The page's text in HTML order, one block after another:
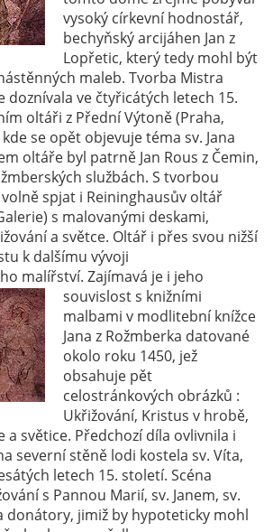
vysoký církevní hodnostář,
bechyňský arcijáhen Jan z
Lopřetic, který tedy mohl být
maleb. Tvorba Mistra
doznívala ve čtyřicátých letech 15.
oltáři z Přední Výtoně (Praha,
se opět objevuje téma sv. Jana
oltáře byl patrně Jan Rous z Čemin,
službách. S tvorbou
spjat i Reininghausův oltář
s malovanými deskami,
a světce. Oltář i přes svou nižší
k dalšímu vývoji
malířství. Zajímavá je i jeho
souvislost s knižními
malbami v modlitební knížce
Jana z Rožmberka datované
okolo roku 1450, jež
obsahuje pět
celostránkových obrázků :
Ukřižování, Kristus v hrobě,
a světice. Předchozí díla ovlivnila i
severní stěně lodi kostela sv. Víta,
letech 15. století. Scéna
s Pannou Marií, sv. Janem, sv.
donátory, jimiž by hypoteticky mohl